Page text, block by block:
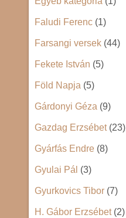
Faludi Ferenc (1)
Farsangi versek (44)
Fekete István (5)
Föld Napja (5)
Gárdonyi Géza (9)
Gazdag Erzsébet(23)
Gyárfás Endre (8)
Gyulai Pál (3)
Gyurkovics Tibor (7)
H. Gábor Erzsébet(2)